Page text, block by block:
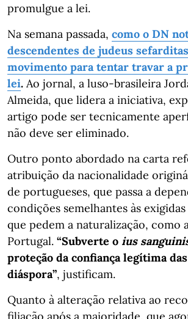
promulgue a lei.
Na semana passada, como o DN
descendentes de judeus
movimento para tentar travar a
lei. Ao jornal, a luso-brasileira
Almeida, que lidera a iniciativa,
artigo pode ser tecnicamente
não deve ser eliminado.
Outro ponto abordado na carta
atribuição da nacionalidade
de portugueses, que passa a
condições semelhantes às
que pedem a naturalização, como
Portugal. “Subverte o ius
proteção da confiança legítima
diáspora”, justificam.
Quanto à alteração relativa ao
filiação após a maioridade, que